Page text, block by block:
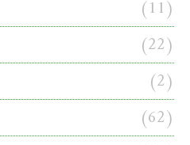
(11)
(22)
(2)
(62)